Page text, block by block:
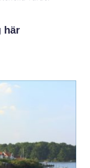
här